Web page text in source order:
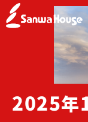
2025年